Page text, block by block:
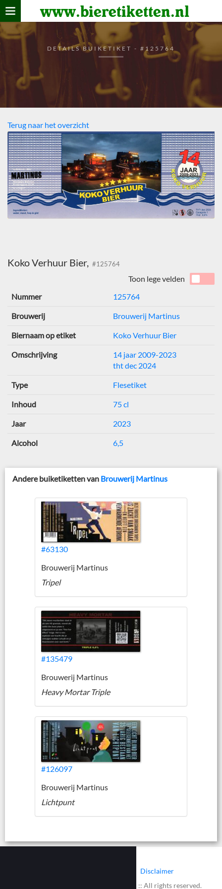
www.bieretiketten.nl
Home
verzamelen
De bierkaart
Bezoekers
DETAILS BUIKETIKET - #125764
Terug naar het overzicht
Koko Verhuur Bier, #125764
Toon lege velden
Nummer
125764
Brouwerij Brouwerij Martinus
Biernaam op etiket Koko Verhuur Bier
Omschrijving
14 jaar 2009-2023
tht dec 2024
Type Flesetiket
Inhoud 75 cl
Jaar 2023
Alcohol 6,5
Andere buiketiketten van Brouwerij Martinus
#63130
Brouwerij Martinus
Tripel
#135479
Brouwerij Martinus
Heavy Mortar Triple
#126097
Brouwerij Martinus
Lichtpunt
Disclaimer
© 2002 - 2026 :: www.bieretiketten.nl :: All rights reserved.